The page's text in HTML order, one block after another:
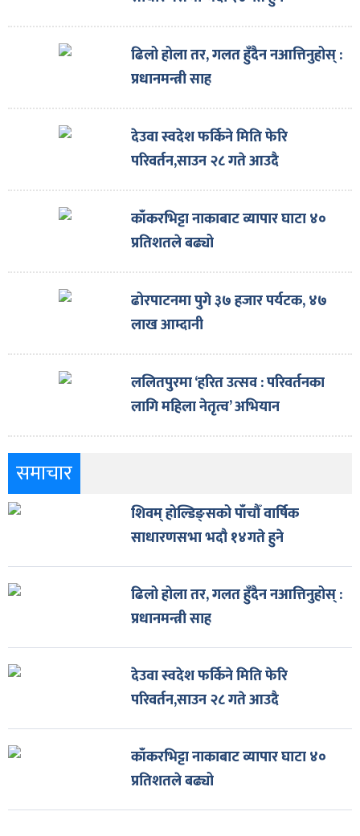
ढिलो होला तर, गलत हुँदैन नआत्तिनुहोस् :
प्रधानमन्त्री साह
देउवा स्वदेश फर्किने मिति फेरि
परिवर्तन,साउन २८ गते आउदै
काँकरभिट्टा नाकाबाट व्यापार घाटा ४०
प्रतिशतले बढ्यो
ढोरपाटनमा पुगे ३७ हजार पर्यटक, ४७
लाख आम्दानी
ललितपुरमा ‘हरित उत्सव : परिवर्तनका
लागि महिला नेतृत्व’ अभियान
समाचार
शिवम् होल्डिङ्सको पाँचौँ वार्षिक
साधारणसभा भदौ १४गते हुने
ढिलो होला तर, गलत हुँदैन नआत्तिनुहोस् :
प्रधानमन्त्री साह
देउवा स्वदेश फर्किने मिति फेरि
परिवर्तन,साउन २८ गते आउदै
काँकरभिट्टा नाकाबाट व्यापार घाटा ४०
प्रतिशतले बढ्यो